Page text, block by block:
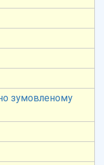
зумовленому